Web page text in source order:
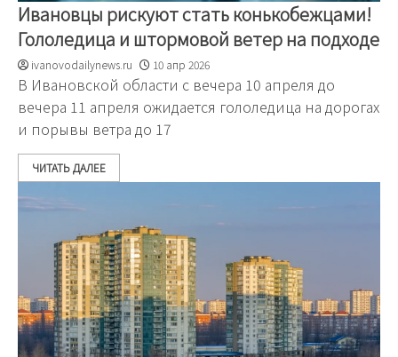
Ивановцы рискуют стать конькобежцами!
Гололедица и штормовой ветер на подходе
ivanovodailynews.ru 10 апр 2026
В Ивановской области с вечера 10 апреля до
вечера 11 апреля ожидается гололедица на дорогах
и порывы ветра до 17
ЧИТАТЬ ДАЛЕЕ